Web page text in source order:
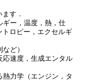
す．
ギー，温度，熱，仕
ロピー，エクセルギ
ど）
応速度，生成エンタル
力学（エンジン，タ